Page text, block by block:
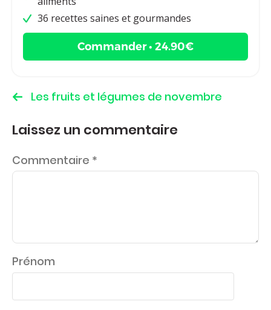
36 recettes saines et gourmandes
Commander • 24.90€
Les fruits et légumes de novembre
Laissez un commentaire
Commentaire *
Prénom